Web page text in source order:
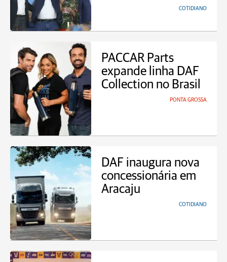
COTIDIANO
PACCAR Parts
expande linha DAF
Collection no Brasil
PONTA GROSSA
DAF inaugura nova
concessionária em
Aracaju
COTIDIANO